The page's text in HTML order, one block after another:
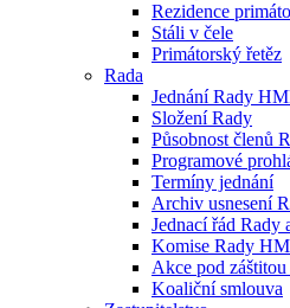
Rezidence
Stáli v čele
Primátorský řetěz
Rada
Jednání Rady
Složení Rady
Působnost členů
Programové
Termíny jednání
Archiv usnesení
Jednací řád Rady
Komise Rady
Akce pod
Koaliční smlouva